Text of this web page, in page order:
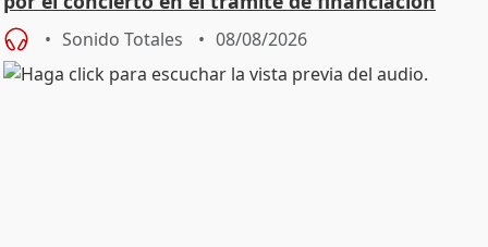
Sonido Totales 08/08/2026